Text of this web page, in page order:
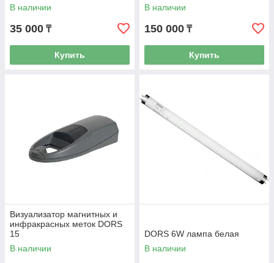
В наличии
35 000 ₸
Купить
В наличии
150 000 ₸
Купить
Визуализатор магнитных и
инфракрасных меток DORS
15
В наличии
DORS 6W лампа белая
В наличии